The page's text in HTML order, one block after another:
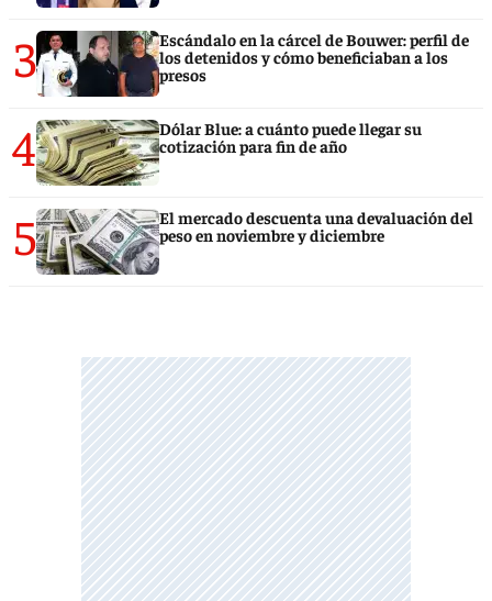
3
Escándalo en la cárcel de Bouwer: perfil de
los detenidos y cómo beneficiaban a los
presos
4
Dólar Blue: a cuánto puede llegar su
cotización para fin de año
5
El mercado descuenta una devaluación del
peso en noviembre y diciembre